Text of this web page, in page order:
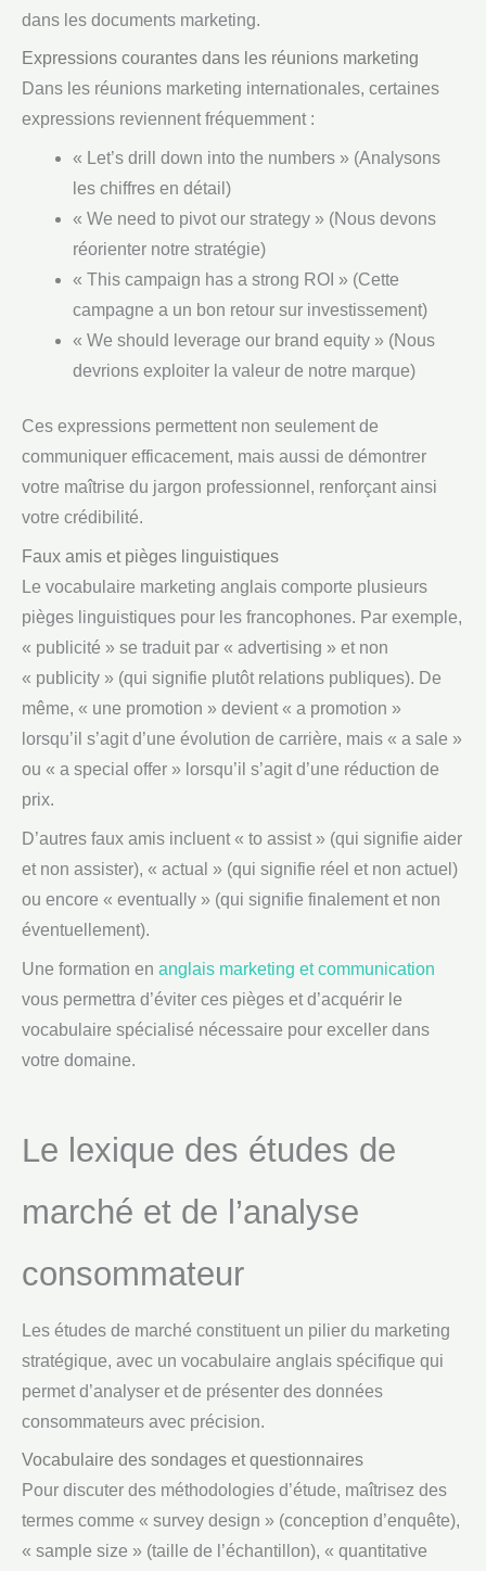
dans les documents marketing.
Expressions courantes dans les réunions marketing
Dans les réunions marketing internationales, certaines
expressions reviennent fréquemment :
« Let’s drill down into the numbers » (Analysons
les chiffres en détail)
« We need to pivot our strategy » (Nous devons
réorienter notre stratégie)
« This campaign has a strong ROI » (Cette
campagne a un bon retour sur investissement)
« We should leverage our brand equity » (Nous
devrions exploiter la valeur de notre marque)
Ces expressions permettent non seulement de
communiquer efficacement, mais aussi de démontrer
votre maîtrise du jargon professionnel, renforçant ainsi
votre crédibilité.
Faux amis et pièges linguistiques
Le vocabulaire marketing anglais comporte plusieurs
pièges linguistiques pour les francophones. Par exemple,
« publicité » se traduit par « advertising » et non
« publicity » (qui signifie plutôt relations publiques). De
même, « une promotion » devient « a promotion »
lorsqu’il s’agit d’une évolution de carrière, mais « a sale »
ou « a special offer » lorsqu’il s’agit d’une réduction de
prix.
D’autres faux amis incluent « to assist » (qui signifie aider
et non assister), « actual » (qui signifie réel et non actuel)
ou encore « eventually » (qui signifie finalement et non
éventuellement).
Une formation en anglais marketing et communication
vous permettra d’éviter ces pièges et d’acquérir le
vocabulaire spécialisé nécessaire pour exceller dans
votre domaine.
Le lexique des études de
marché et de l’analyse
consommateur
Les études de marché constituent un pilier du marketing
stratégique, avec un vocabulaire anglais spécifique qui
permet d’analyser et de présenter des données
consommateurs avec précision.
Vocabulaire des sondages et questionnaires
Pour discuter des méthodologies d’étude, maîtrisez des
termes comme « survey design » (conception d’enquête),
« sample size » (taille de l’échantillon), « quantitative